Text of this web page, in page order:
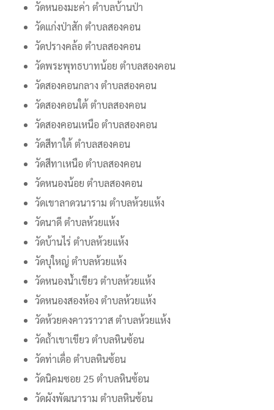
วัดหนองมะค่า ตำบลบ้านป่า
วัดแก่งป่าสัก ตำบลสองคอน
วัดปรางคล้อ ตำบลสองคอน
วัดพระพุทธบาทน้อย ตำบลสองคอน
วัดสองคอนกลาง ตำบลสองคอน
วัดสองคอนใต้ ตำบลสองคอน
วัดสองคอนเหนือ ตำบลสองคอน
วัดสีทาใต้ ตำบลสองคอน
วัดสีทาเหนือ ตำบลสองคอน
วัดหนองน้อย ตำบลสองคอน
วัดเขาลาดวนาราม ตำบลห้วยแห้ง
วัดนาดี ตำบลห้วยแห้ง
วัดบ้านไร่ ตำบลห้วยแห้ง
วัดบุใหญ่ ตำบลห้วยแห้ง
วัดหนองน้ำเขียว ตำบลห้วยแห้ง
วัดหนองสองห้อง ตำบลห้วยแห้ง
วัดห้วยคงคาวราวาส ตำบลห้วยแห้ง
วัดถ้ำเขาเขียว ตำบลหินซ้อน
วัดท่าเดื่อ ตำบลหินซ้อน
วัดนิคมซอย 25 ตำบลหินซ้อน
วัดผังพัฒนาราม ตำบลหินซ้อน